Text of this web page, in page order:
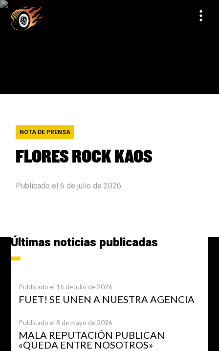
NOTA DE PRENSA
FLORES ROCK KAOS
Publicado el 6 de julio de 2026
Últimas noticias publicadas
Publicado el 16 de julio de 2026
FUET! SE UNEN A NUESTRA AGENCIA
Publicado el 8 de mayo de 2026
MALA REPUTACIÓN PUBLICAN
«QUEDA ENTRE NOSOTROS»